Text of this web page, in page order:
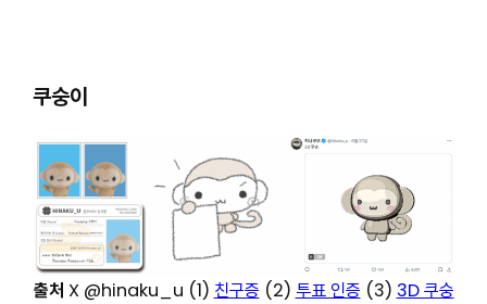
쿠숭이
출처 X @hinaku_u (1) 친구증 (2) 투표 인증 (3) 3D 쿠숭